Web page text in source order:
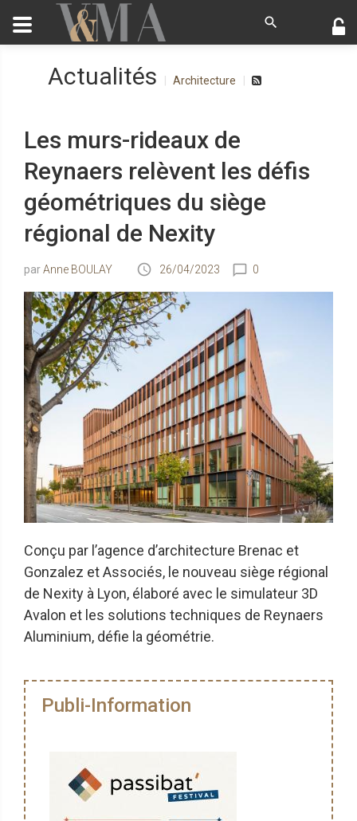
Actualités Architecture
Les murs-rideaux de
Reynaers relèvent les défis
géométriques du siège
régional de Nexity
Anne BOULAY 26/04/2023 0
Conçu par l’agence d’architecture Brenac et
Gonzalez et Associés, le nouveau siège régional
de Nexity à Lyon, élaboré avec le simulateur 3D
Avalon et les solutions techniques de Reynaers
Aluminium, défie la géométrie.
Publi-Information